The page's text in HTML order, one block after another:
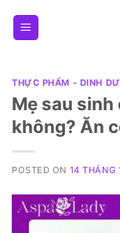
THỰC PHẨM - DINH
Mẹ sau
không? Ăn
POSTED ON 14 THÁNG